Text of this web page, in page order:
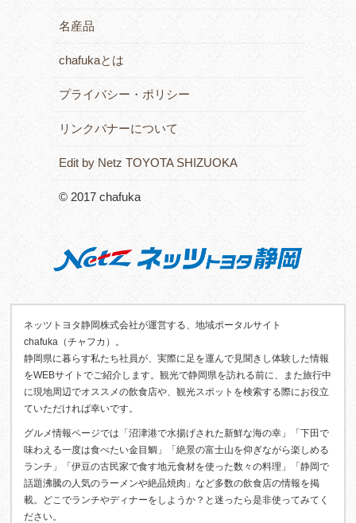
名産品
chafukaとは
プライバシー・ポリシー
リンクバナーについて
Edit by Netz TOYOTA SHIZUOKA
© 2017 chafuka
ネッツトヨタ静岡株式会社が運営する、地域ポータルサイト
chafuka（チャフカ）。
静岡県に暮らす私たち社員が、実際に足を運んで見聞きし体験した情報
をWEBサイトでご紹介します。観光で静岡県を訪れる前に、また旅行中
に現地周辺でオススメの飲食店や、観光スポットを検索する際にお役立
ていただければ幸いです。
グルメ情報ページでは「沼津港で水揚げされた新鮮な海の幸」「下田で
味わえる一度は食べたい金目鯛」「絶景の富士山を仰ぎながら楽しめる
ランチ」「伊豆の古民家で食す地元食材を使った数々の料理」「静岡で
話題沸騰の人気のラーメンや絶品焼肉」など多数の飲食店の情報を掲
載。どこでランチやディナーをしようか？と迷ったら是非使ってみてく
ださい。